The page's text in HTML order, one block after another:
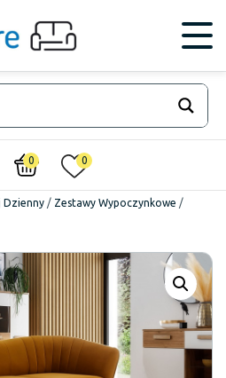
0 0
Dzienny / Zestawy Wypoczynkowe /